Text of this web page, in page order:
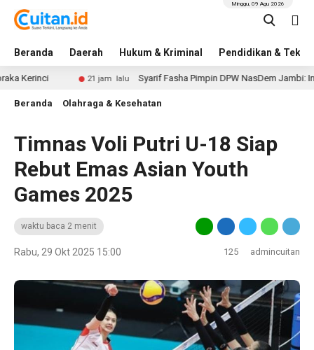
Beranda Daerah Hukum & Kriminal Pendidikan &
Minggu, 09 Agu 2026
21 jam lalu Syarif Fasha Pimpin DPW NasDem Jambi: Ini Daftar
Beranda Olahraga & Kesehatan
Timnas Voli Putri U-18 Siap
Rebut Emas Asian Youth
Games 2025
waktu baca 2 menit
Rabu, 29 Okt 2025 15:00 125 admincuitan